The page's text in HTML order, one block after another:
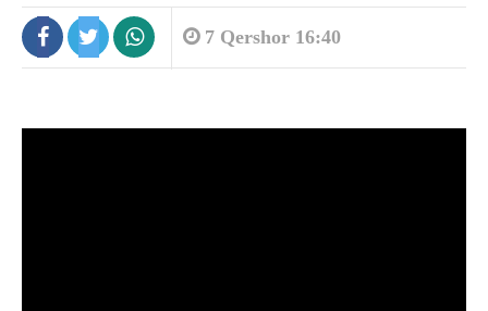
7 Qershor 16:40